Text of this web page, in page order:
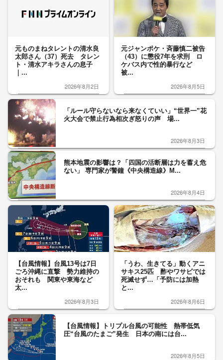
元ものまねタレントの清水良
太郎さん（37）死去 タレン
ト・清水アキラさんの息子
｜...
2026年8月2日
元ジャンポケ・斉藤慎二被告
（43）に懲役7年を求刑 ロ
ケバス内で性的暴行など
被...
2026年8月5日
「ルール守らないなら来なくていい」“世界一”花
火大会で禁止行為相次ぎ怒りの声 場...
2026年8月3日
熊本地震の影響は？「四国の活断層は力を蓄え危
ない」 専門家が警鐘《中央構造線》M...
2026年8月4日
【台風情報】台風13号は7日
ごろ沖縄に直撃 勢力維持の
おそれも 関東や東海など
太...
2026年8月3日
「うわ、生きてる」動くアニ
サキス25匹 酢やワサビでは
死滅せず…「予防には加熱
と...
2026年8月6日
【台風情報】トリプル台風の可能性 熱帯低気
圧“台風のたまご”発生 日本の南には台...
2026年8月5日